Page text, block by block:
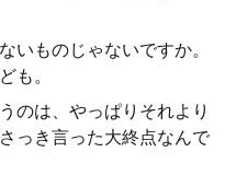
いものじゃないですか。
も。
のは、やっぱりそれより
っき言った大終点なんで